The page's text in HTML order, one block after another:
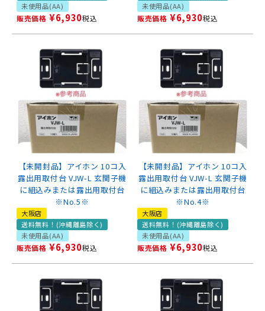
未使用品(AA)
販売価格 ¥6,930税込
未使用品(AA)
販売価格 ¥6,930税込
【未開封品】アイホン 10コ入
露出用取付台 VJW-L 玄関子機
に組込みまたは露出用取付台
※No.5※
大阪店
送料無料！(沖縄離島除く)
未使用品(AA)
販売価格 ¥6,930税込
【未開封品】アイホン 10コ入
露出用取付台 VJW-L 玄関子機
に組込みまたは露出用取付台
※No.4※
大阪店
送料無料！(沖縄離島除く)
未使用品(AA)
販売価格 ¥6,930税込